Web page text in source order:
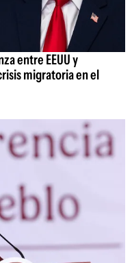
entre EEUU y
migratoria en el